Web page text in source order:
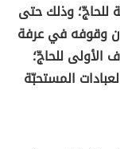
وذلك حتى
وقوفه في عرفة
الأولى للحاجّ؛
المستحبّة